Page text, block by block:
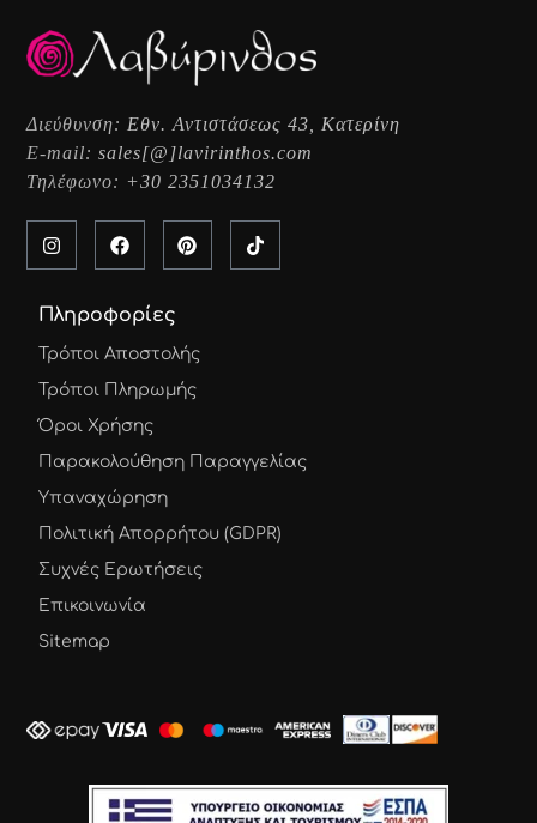
Διεύθυνση: Εθν. Αντιστάσεως 43, Κατερίνη
E-mail:sales[@]lavirinthos.com
Τηλέφωνο: +30 2351034132
Πληροφορίες
Τρόποι Αποστολής
Τρόποι Πληρωμής
Όροι Χρήσης
Παρακολούθηση Παραγγελίας
Υπαναχώρηση
Πολιτική Απορρήτου (GDPR)
Συχνές Ερωτήσεις
Επικοινωνία
Sitemap